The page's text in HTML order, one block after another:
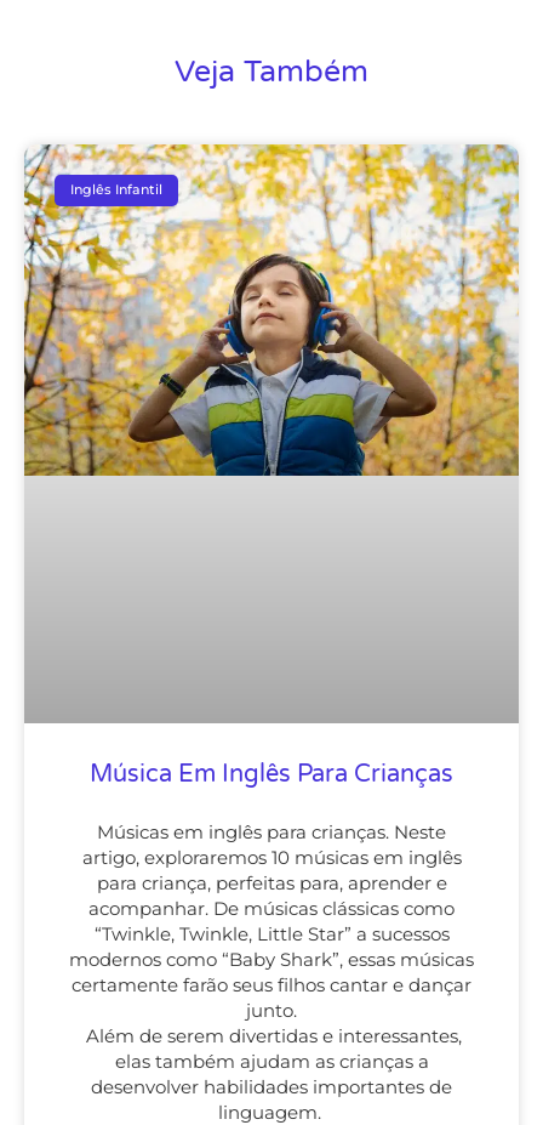
Veja Também
Inglês Infantil
Música Em Inglês Para Crianças
Músicas em inglês para crianças. Neste
artigo, exploraremos 10 músicas em inglês
para criança, perfeitas para, aprender e
acompanhar. De músicas clássicas como
“Twinkle, Twinkle, Little Star” a sucessos
modernos como “Baby Shark”, essas músicas
certamente farão seus filhos cantar e dançar
junto.
Além de serem divertidas e interessantes,
elas também ajudam as crianças a
desenvolver habilidades importantes de
linguagem.